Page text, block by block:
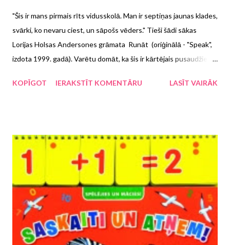
"Šis ir mans pirmais rīts vidusskolā. Man ir septiņas jaunas klades,
svārki, ko nevaru ciest, un sāpošs vēders." Tieši šādi sākas
Lorijas Holsas Andersones grāmata Runāt (oriģinālā - "Speak",
izdota 1999. gadā). Varētu domāt, ka šis ir kārtējais pusaudžiem
nedienām, kā viņš uz mani paskatījās un kur tu vazājies apkārt
grāmatu sarakstā. Tas būtu jālasa pedagogiem kādā sanāksmē
un vecākiem - vecāku sapulču laikā. Kāpēc?
KOPĪGOT IERAKSTĪT KOMENTĀRU LASĪT VAIRĀK